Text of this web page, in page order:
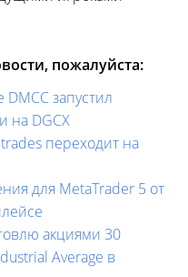
пожалуйста:
запустил
на DGCX
переходит на
для MetaTrader 5 от
акциями 30
Average в